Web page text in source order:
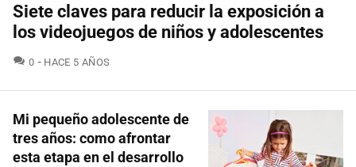
Siete claves para reducir la exposición a
los videojuegos de niños y adolescentes
0 COMENTARIOS
HACE 5 AÑOS
Mi pequeño adolescente de
tres años: como afrontar
esta etapa en el desarrollo